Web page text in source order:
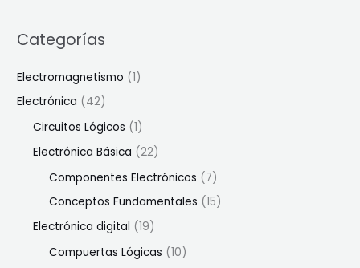
Categorías
Electromagnetismo (1)
Electrónica (42)
Circuitos Lógicos (1)
Electrónica Básica (22)
Componentes Electrónicos (7)
Conceptos Fundamentales (15)
Electrónica digital (19)
Compuertas Lógicas (10)